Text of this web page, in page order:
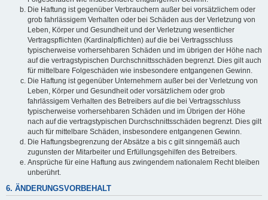
Die Haftung ist gegenüber Verbrauchern außer bei vorsätzlichem oder
grob fahrlässigem Verhalten oder bei Schäden aus der Verletzung von
Leben, Körper und Gesundheit und der Verletzung wesentlicher
Vertragspflichten (Kardinalpflichten) auf die bei Vertragsschluss
typischerweise vorhersehbaren Schäden und im übrigen der Höhe nach
auf die vertragstypischen Durchschnittsschäden begrenzt. Dies gilt auch
für mittelbare Folgeschäden wie insbesondere entgangenen Gewinn.
Die Haftung ist gegenüber Unternehmern außer bei der Verletzung von
Leben, Körper und Gesundheit oder vorsätzlichem oder grob
fahrlässigem Verhalten des Betreibers auf die bei Vertragsschluss
typischerweise vorhersehbaren Schäden und im Übrigen der Höhe
nach auf die vertragstypischen Durchschnittsschäden begrenzt. Dies gilt
auch für mittelbare Schäden, insbesondere entgangenen Gewinn.
Die Haftungsbegrenzung der Absätze a bis c gilt sinngemäß auch
zugunsten der Mitarbeiter und Erfüllungsgehilfen des Betreibers.
Ansprüche für eine Haftung aus zwingendem nationalem Recht bleiben
unberührt.
6. ÄNDERUNGSVORBEHALT